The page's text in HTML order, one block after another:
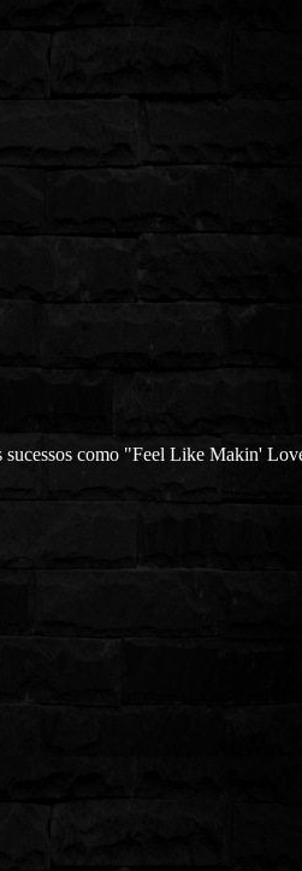
como "Feel Like Makin'